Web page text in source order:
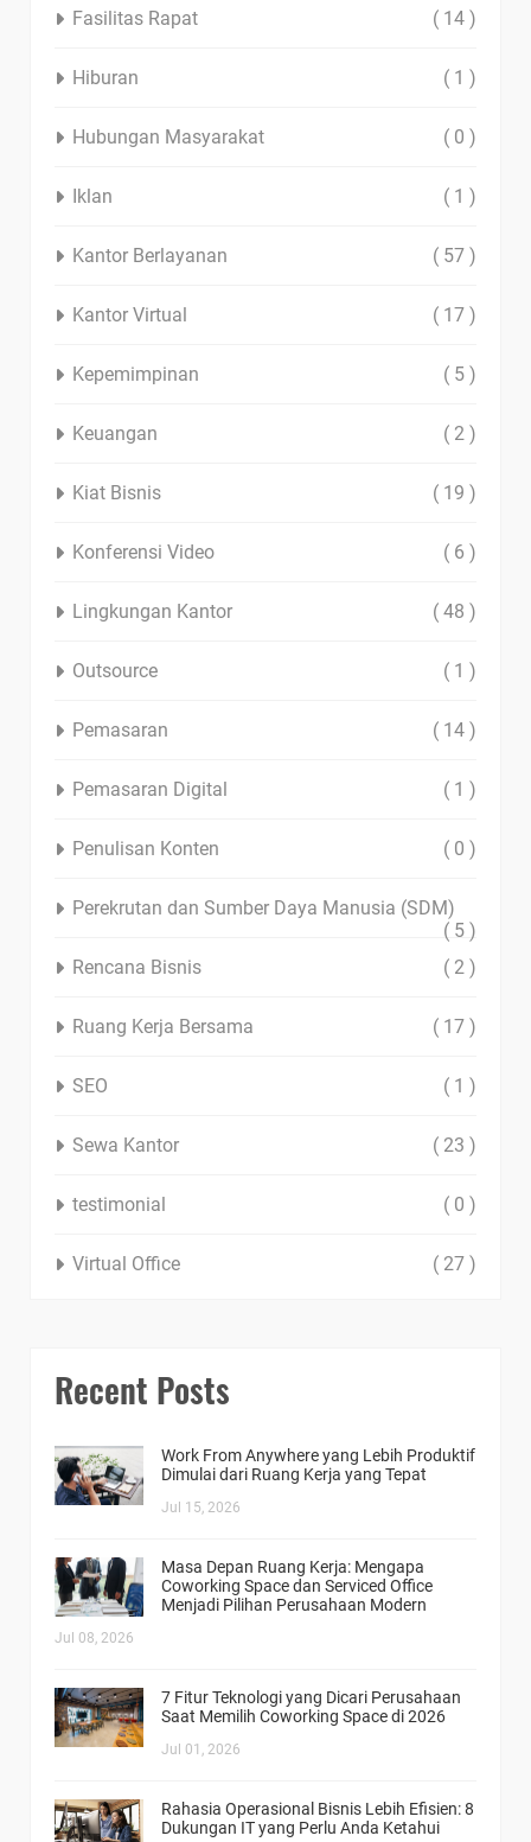
Fasilitas Rapat ( 14 )
Hiburan ( 1 )
Hubungan Masyarakat ( 0 )
Iklan ( 1 )
Kantor Berlayanan ( 57 )
Kantor Virtual ( 17 )
Kepemimpinan ( 5 )
Keuangan ( 2 )
Kiat Bisnis ( 19 )
Konferensi Video ( 6 )
Lingkungan Kantor ( 48 )
Outsource ( 1 )
Pemasaran ( 14 )
Pemasaran Digital ( 1 )
Penulisan Konten ( 0 )
Perekrutan dan Sumber Daya Manusia (SDM)
( 5 )
Rencana Bisnis
( 2 )
Ruang Kerja Bersama ( 17 )
SEO ( 1 )
Sewa Kantor ( 23 )
testimonial ( 0 )
Virtual Office ( 27 )
Recent Posts
Work From Anywhere yang Lebih Produktif
Dimulai dari Ruang Kerja yang Tepat
Jul 15, 2026
Masa Depan Ruang Kerja: Mengapa
Coworking Space dan Serviced Office
Menjadi Pilihan Perusahaan Modern
Jul 08, 2026
7 Fitur Teknologi yang Dicari Perusahaan
Saat Memilih Coworking Space di 2026
Jul 01, 2026
Rahasia Operasional Bisnis Lebih Efisien: 8
Dukungan IT yang Perlu Anda Ketahui